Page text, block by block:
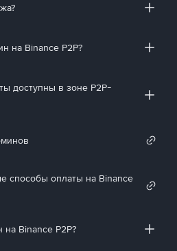
на Binance P2P?
доступны в зоне P2P-
способы оплаты на Binance
на Binance P2P?